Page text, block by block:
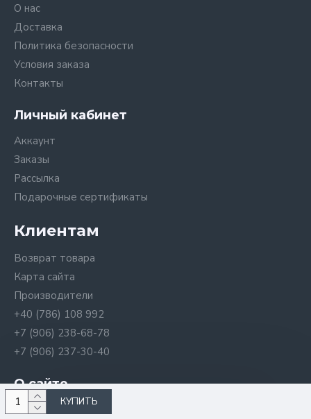
КУПИТЬ
О нас
Доставка
Политика безопасности
Условия заказа
Контакты
Личный кабинет
Аккаунт
Заказы
Рассылка
Подарочные сертификаты
Клиентам
Возврат товара
Карта сайта
Производители
+40 (786) 108 992
+7 (906) 238-68-78
+7 (906) 237-30-40
О сайте
VseProFarfor.com 2024. Вся представленная на сайте